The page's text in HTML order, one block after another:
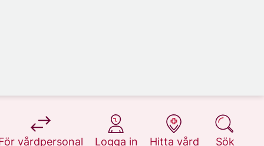
vårdpersonal
på 1177.se
Logga in
på 1177.se
Hitta vård
på 1177.se
Sök
på 1177.se